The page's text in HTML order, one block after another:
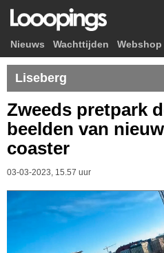
Nieuws Wachttijden Webshop
Liseberg
Zweeds pretpark
beelden van
coaster
03-03-2023, 15.57 uur